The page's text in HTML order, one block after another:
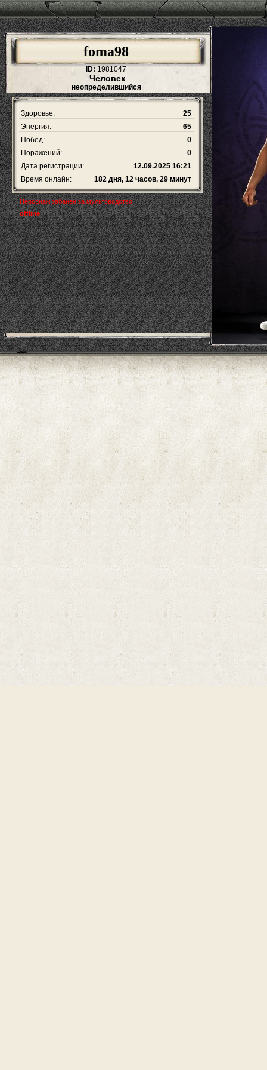
foma98
ID: 1981047
Человек
неопределившийся
Здоровье:
25
Энергия:
65
Побед:
0
Поражений:
0
Дата регистрации:
12.09.2025 16:21
Время онлайн:
182 дня, 12 часов, 29 минут
Персонаж забанен за мультоводство.
offline